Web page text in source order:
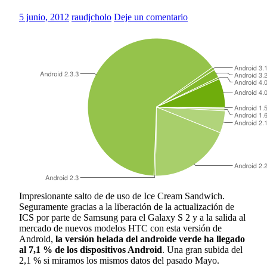
5 junio, 2012 raudjcholo Deje un comentario
Impresionante salto de de uso de Ice Cream Sandwich.
Seguramente gracias a la liberación de la actualización de
ICS por parte de Samsung para el Galaxy S 2 y a la salida al
mercado de nuevos modelos HTC con esta versión de
Android, la versión helada del androide verde ha llegado
al 7,1 % de los dispositivos Android. Una gran subida del
2,1 % si miramos los mismos datos del pasado Mayo.